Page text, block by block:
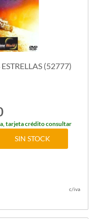
(52777)
tarjeta crédito consultar
SIN STOCK
c/iva